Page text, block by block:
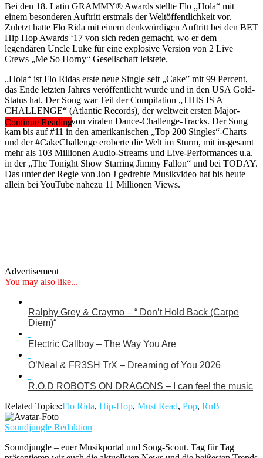
Bei den 18. Latin GRAMMY® Awards stellte Flo „Hola“ mit
einem besonderen Auftritt erstmals der Weltöffentlichkeit vor.
Zuletzt hatte Flo Rida mit einem denkwürdigen Auftritt bei den BET
Hip Hop Awards ‘17 von sich reden gemacht, wo er dem
legendären Uncle Luke für eine explosive Version von 2 Live
Crews „Me So Horny“ Gesellschaft leistete.
„Hola“ ist Flo Ridas erste neue Single seit „Cake” mit 99 Percent,
das Ende letzten Jahres veröffentlicht wurde und in den USA Gold-
Status hat. Der Song war Teil der Compilation „THIS IS A
CHALLENGE“ (Atlantic Records), der weltweit ersten Major-
Label-Sammlung von viralen Dance-Challenge-Tracks. Der Song
kam bis auf #11 in den amerikanischen „Top 200 Singles“-Charts
und der #CakeChallenge eroberte die Welt im Sturm, mit insgesamt
mehr als 103 Millionen Audio-Streams und Live-Performances u.a.
in der „The Tonight Show Starring Jimmy Fallon“ und bei TODAY.
Das unter der Regie von Jon J gedrehte Musikvideo hat bis heute
allein bei YouTube nahezu 11 Millionen Views.
Continue Reading
Advertisement
You may also like...
Ralphy Grey & Craymo – “ Don’t Hold Back (Carpe
Diem)“
Electric Callboy – The Way You Are
O’Neal & FR3SH TrX – Dreaming of You 2026
R.O.D ROBOTS ON DRAGONS – I can feel the music
Related Topics:Flo Rida, Hip-Hop, Must Read, Pop, RnB
Soundjungle Redaktion
Soundjungle – euer Musikportal und Song-Scout. Tag für Tag